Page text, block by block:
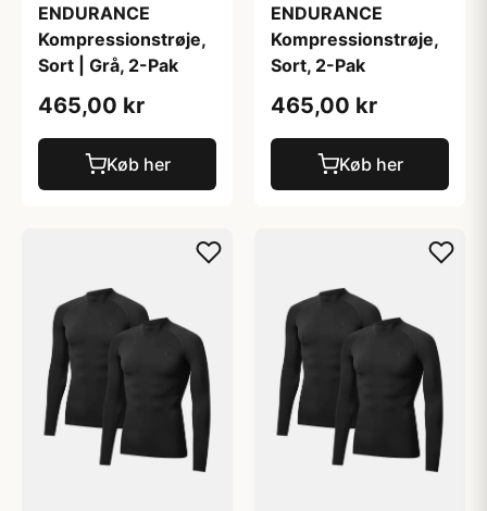
ENDURANCE
Kompressionstrøje,
Sort | Grå, 2-Pak
465,00 kr
Køb her
ENDURANCE
Kompressionstrøje,
Sort, 2-Pak
465,00 kr
Køb her